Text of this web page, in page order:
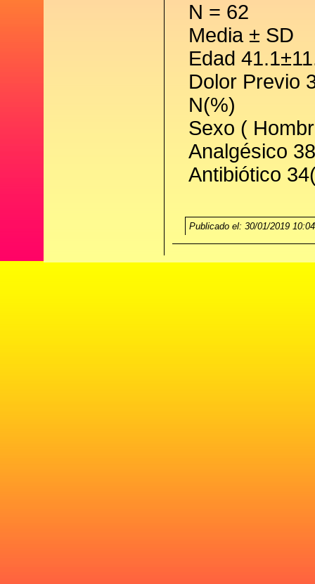
N = 62
Media ± SD
Edad
Dolor Previo
N(%)
Sexo (
Analgésico
Antibiótico
Publicado el: 30/01/2019